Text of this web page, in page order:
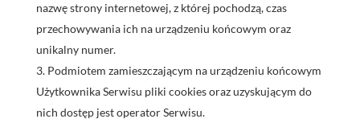
nazwę strony internetowej, z której pochodzą, czas
przechowywania ich na urządzeniu końcowym oraz
unikalny numer.
Podmiotem zamieszczającym na urządzeniu końcowym
Użytkownika Serwisu pliki cookies oraz uzyskującym do
nich dostęp jest operator Serwisu.